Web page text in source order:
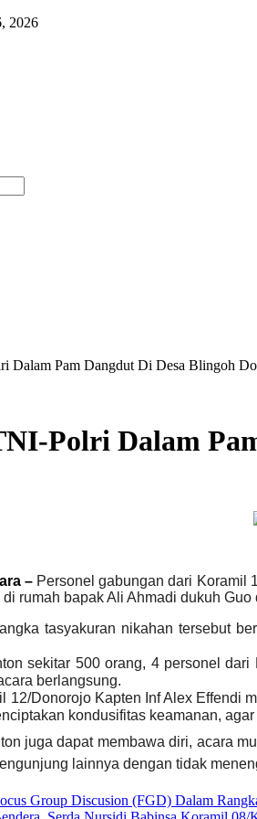
2026
Dalam Pam Dangdut Di Desa Blingoh
Polri Dalam
– Personel gabungan dari Koramil
di rumah bapak Ali Ahmadi dukuh
tasyakuran nikahan tersebut
sekitar 500 orang, 4 personel
berlangsung.
12/Donorojo Kapten Inf Alex Effendi
kondusifitas keamanan,
juga dapat membawa diri, acara
lainnya dengan tidak
Group Discusion (FGD) Dalam